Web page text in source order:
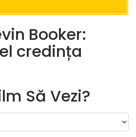
Booker:
credința
Să Vezi?